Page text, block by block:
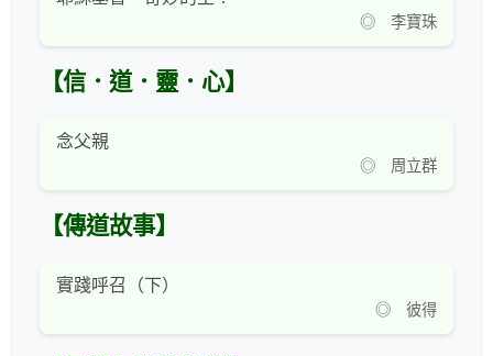
◎ 李寶珠
【信．道．靈．心】
念父親
◎ 周立群
【傳道故事】
實踐呼召（下）
◎ 彼得